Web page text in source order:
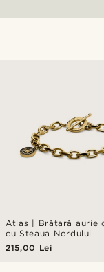
Atlas | Brățară aurie din oțel
cu Steaua Nordului
215,00 Lei